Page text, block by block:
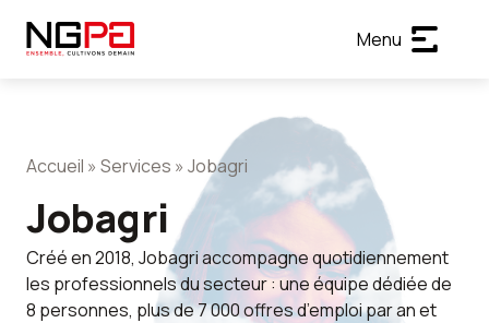
Menu
Accueil » Services » Jobagri
Jobagri
Créé en 2018, Jobagri accompagne quotidiennement
les professionnels du secteur : une équipe dédiée de
8 personnes, plus de 7 000 offres d’emploi par an et